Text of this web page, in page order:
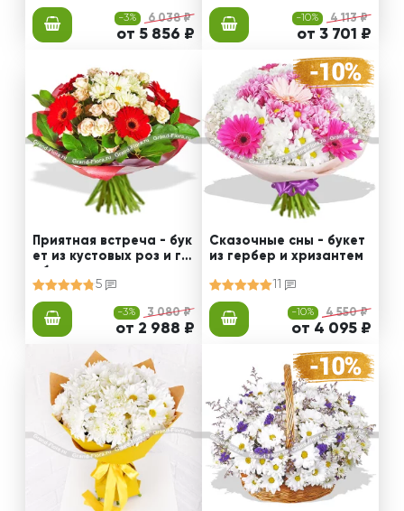
-3% 6 038 ₽
от 5 856 ₽
-10% 4 113 ₽
от 3 701 ₽
Приятная встреча - бук
ет из кустовых роз и ге
5
-3% 3 080 ₽
от 2 988 ₽
Сказочные сны - букет
из гербер и хризантем
11
-10% 4 550 ₽
от 4 095 ₽